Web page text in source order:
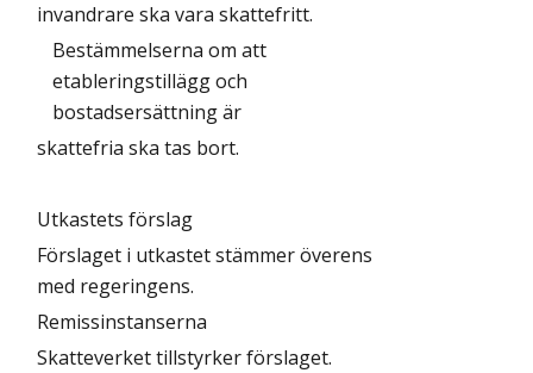
invandrare ska vara skattefritt.
Bestämmelserna om att
etableringstillägg och
bostadsersättning är
skattefria ska tas bort.
Utkastets förslag
Förslaget i utkastet stämmer överens
med regeringens.
Remissinstanserna
Skatteverket tillstyrker förslaget.